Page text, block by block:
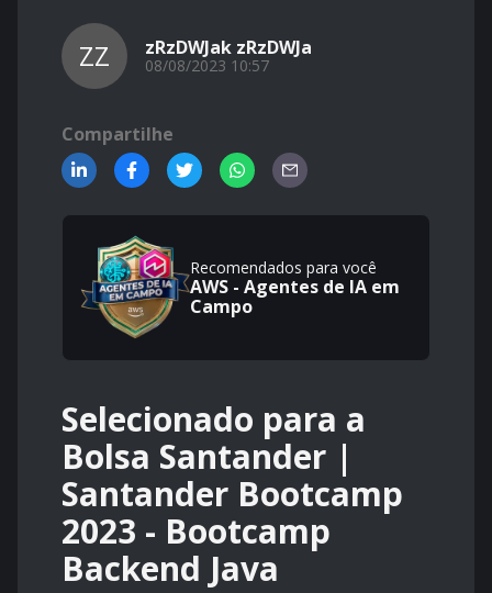
ZZ zRzDWJak zRzDWJa
08/08/2023 10:57
Compartilhe
Recomendados para você
AWS - Agentes de IA em
Campo
Selecionado para a
Bolsa Santander |
Santander Bootcamp
2023 - Bootcamp
Backend Java